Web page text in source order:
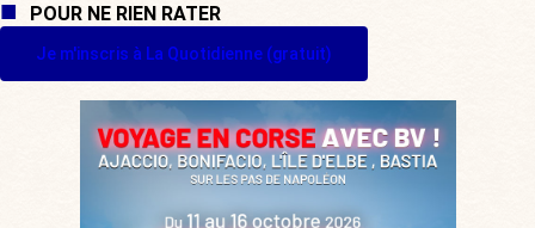
POUR NE RIEN RATER
Je m'inscris à La Quotidienne (gratuit)